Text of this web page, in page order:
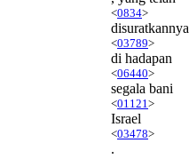
<0834>
disuratkannya
<03789>
di hadapan
<06440>
segala bani
<01121 >
Israel
<03478>
.